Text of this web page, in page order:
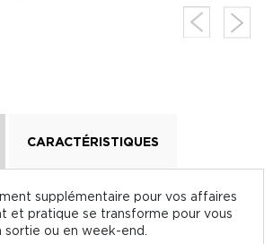
CARACTÉRISTIQUES
supplémentaire pour vos affaires
et pratique se transforme pour vous
sortie ou en week-end.